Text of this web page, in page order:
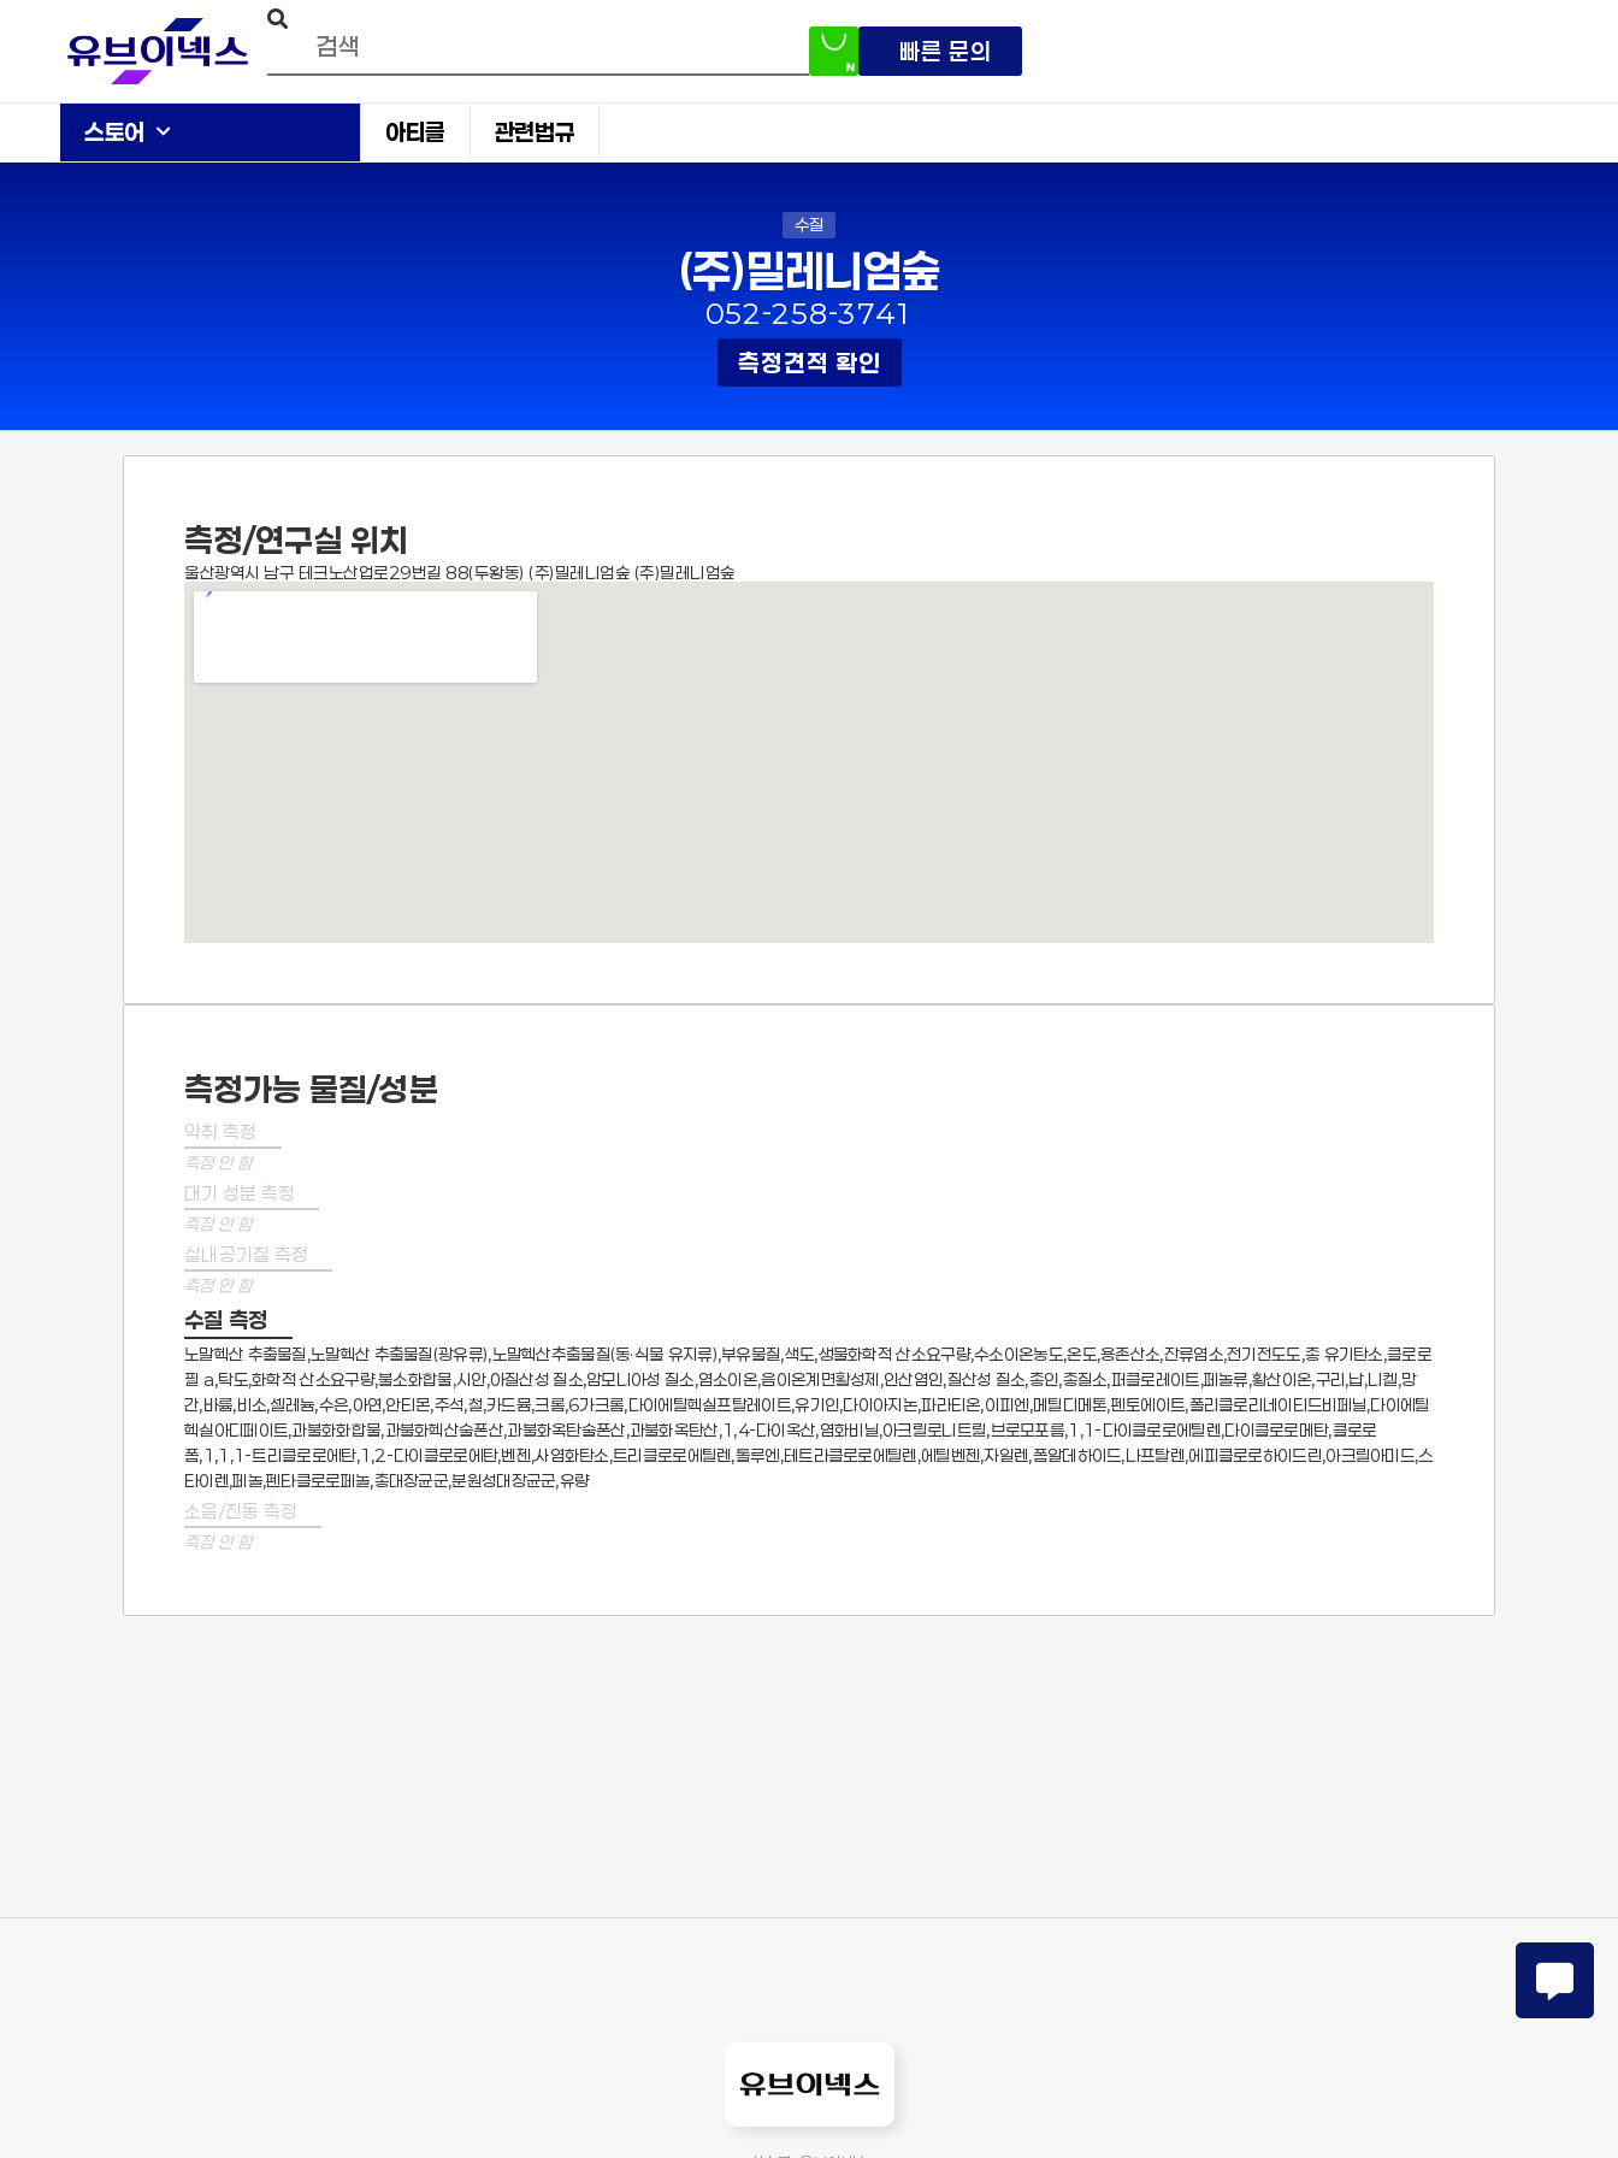
빠른 문의
스토어 아티클 관련법규
수질
(주)밀레니엄숲
052-258-3741
측정견적 확인
측정/연구실 위치
울산광역시 남구 테크노산업로29번길 88(두왕동) (주)밀레니엄숲 (주)밀레니엄숲
측정가능 물질/성분
악취 측정
측정 안 함
대기 성분 측정
측정 안 함
실내공기질 측정
측정 안 함
수질 측정
노말헥산 추출물질,노말헥산 추출물질(광유류),노말헥산추출물질(동·식물 유지류),부유물질,색도,생물화학적 산소요구량,수소이온농도,온도,용존산소,잔류염소,전기전도도,총 유기탄소,클로로
필 a,탁도,화학적 산소요구량,불소화합물,시안,아질산성 질소,암모니아성 질소,염소이온,음이온계면활성제,인산염인,질산성 질소,총인,총질소,퍼클로레이트,페놀류,황산이온,구리,납,니켈,망
간,바륨,비소,셀레늄,수은,아연,안티몬,주석,철,카드뮴,크롬,6가크롬,다이에틸헥실프탈레이트,유기인,다이아지논,파라티온,이피엔,메틸디메톤,펜토에이트,폴리클로리네이티드비페닐,다이에틸
헥실아디페이트,과불화화합물,과불화헥산술폰산,과불화옥탄술폰산,과불화옥탄산,1,4-다이옥산,염화비닐,아크릴로니트릴,브로모포름,1,1-다이클로로에틸렌,다이클로로메탄,클로로
폼,1,1,1-트리클로로에탄,1,2-다이클로로에탄,벤젠,사염화탄소,트리클로로에틸렌,톨루엔,테트라클로로에틸렌,에틸벤젠,자일렌,폼알데하이드,나프탈렌,에피클로로하이드린,아크릴아미드,스
타이렌,페놀,펜타클로로페놀,총대장균군,분원성대장균군,유량
소음/진동 측정
측정 안 함